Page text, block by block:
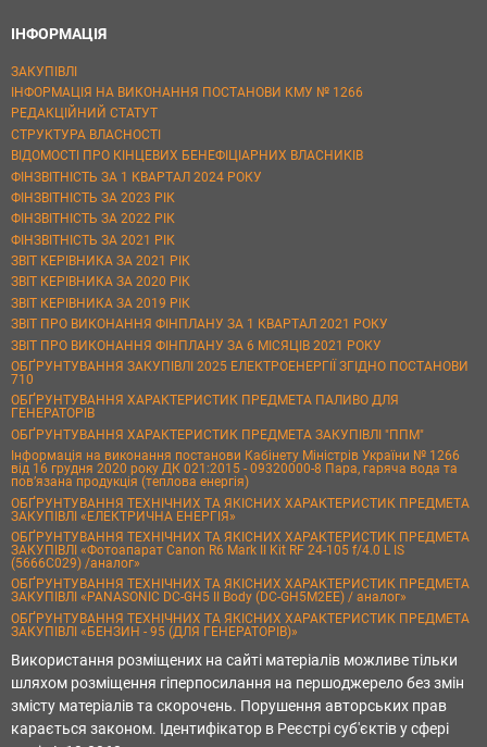
ІНФОРМАЦІЯ
ЗАКУПІВЛІ
ІНФОРМАЦІЯ НА ВИКОНАННЯ ПОСТАНОВИ КМУ № 1266
РЕДАКЦІЙНИЙ СТАТУТ
СТРУКТУРА ВЛАСНОСТІ
ВІДОМОСТІ ПРО КІНЦЕВИХ БЕНЕФІЦІАРНИХ ВЛАСНИКІВ
ФІНЗВІТНІСТЬ ЗА 1 КВАРТАЛ 2024 РОКУ
ФІНЗВІТНІСТЬ ЗА 2023 РІК
ФІНЗВІТНІСТЬ ЗА 2022 РІК
ФІНЗВІТНІСТЬ ЗА 2021 РІК
ЗВІТ КЕРІВНИКА ЗА 2021 РІК
ЗВІТ КЕРІВНИКА ЗА 2020 РІК
ЗВІТ КЕРІВНИКА ЗА 2019 РІК
ЗВІТ ПРО ВИКОНАННЯ ФІНПЛАНУ ЗА 1 КВАРТАЛ 2021 РОКУ
ЗВІТ ПРО ВИКОНАННЯ ФІНПЛАНУ ЗА 6 МІСЯЦІВ 2021 РОКУ
ОБҐРУНТУВАННЯ ЗАКУПІВЛІ 2025 ЕЛЕКТРОЕНЕРГІЇ ЗГІДНО ПОСТАНОВИ
710
ОБҐРУНТУВАННЯ ХАРАКТЕРИСТИК ПРЕДМЕТА ПАЛИВО ДЛЯ
ГЕНЕРАТОРІВ
ОБҐРУНТУВАННЯ ХАРАКТЕРИСТИК ПРЕДМЕТА ЗАКУПІВЛІ "ППМ"
Інформація на виконання постанови Кабінету Міністрів України № 1266
від 16 грудня 2020 року ДК 021:2015 - 09320000-8 Пара, гаряча вода та
пов’язана продукція (теплова енергія)
ОБҐРУНТУВАННЯ ТЕХНІЧНИХ ТА ЯКІСНИХ ХАРАКТЕРИСТИК ПРЕДМЕТА
ЗАКУПІВЛІ «ЕЛЕКТРИЧНА ЕНЕРГІЯ»
ОБҐРУНТУВАННЯ ТЕХНІЧНИХ ТА ЯКІСНИХ ХАРАКТЕРИСТИК ПРЕДМЕТА
ЗАКУПІВЛІ «Фотоапарат Canon R6 Mark II Kit RF 24-105 f/4.0 L IS
(5666C029) /аналог»
ОБҐРУНТУВАННЯ ТЕХНІЧНИХ ТА ЯКІСНИХ ХАРАКТЕРИСТИК ПРЕДМЕТА
ЗАКУПІВЛІ «PANASONIC DC-GH5 II Body (DC-GH5M2EE) / аналог»
ОБҐРУНТУВАННЯ ТЕХНІЧНИХ ТА ЯКІСНИХ ХАРАКТЕРИСТИК ПРЕДМЕТА
ЗАКУПІВЛІ «БЕНЗИН - 95 (ДЛЯ ГЕНЕРАТОРІВ)»
Використання розміщених на сайті матеріалів можливе тільки
шляхом розміщення гіперпосилання на першоджерело без змін
змісту матеріалів та скорочень. Порушення авторських прав
карається законом. Ідентифікатор в Реєстрі суб'єктів у сфері